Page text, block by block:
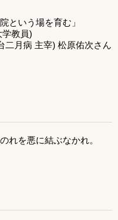
という場を育む」
教員)
二月病 主宰) 松原佑次さん
れを悪に結ぶなかれ。